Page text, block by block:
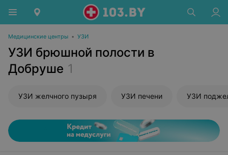
Медицинские центры • УЗИ
УЗИ брюшной полости в
Добруше 1
УЗИ желчного пузыря УЗИ печени УЗИ